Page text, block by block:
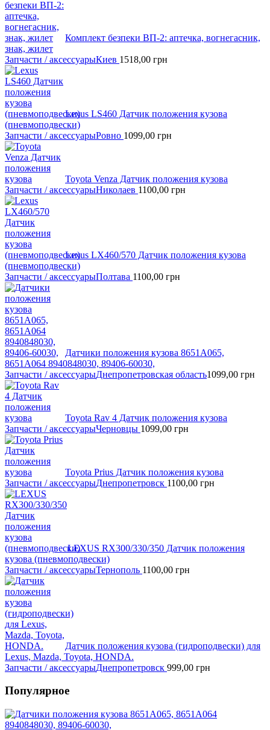
Комплект безпеки ВП-2: аптечка, вогнегасник,
знaк, жилет
Запчасти / аксессуарыКиев 1518,00 грн
Lexus LS460 Датчик положения кузова
(пневмоподвески)
Запчасти / аксессуарыРовно 1099,00 грн
Toyota Venza Датчик положения кузова
Запчасти / аксессуарыНиколаев 1100,00 грн
Lexus LX460/570 Датчик положения кузова
(пневмоподвески)
Запчасти / аксессуарыПолтава 1100,00 грн
Датчики положения кузова 8651A065,
8651A064 8940848030, 89406-60030,
Запчасти / аксессуарыДнепропетровская область1099,00 грн
Toyota Rav 4 Датчик положения кузова
Запчасти / аксессуарыЧерновцы 1099,00 грн
Toyota Prius Датчик положения кузова
Запчасти / аксессуарыДнепропетровск 1100,00 грн
LEXUS RX300/330/350 Датчик положения
кузова (пневмоподвески)
Запчасти / аксессуарыТернополь 1100,00 грн
Датчик положения кузова (гидроподвески) для
Lexus, Mazda, Toyota, HONDA.
Запчасти / аксессуарыДнепропетровск 999,00 грн
Популярное